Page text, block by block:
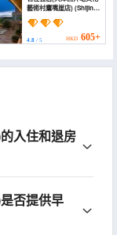
藝術村鷹嘴崖店) (Shijing
Yunju Hotel (Tianjin
Xijingyu))
4.8/ 5 HKD 605+
入住和退房
否提供早